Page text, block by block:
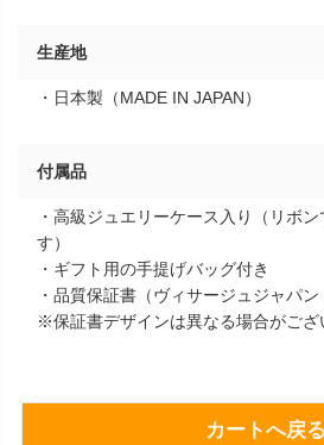
生産地
・日本製（MADE IN JAPAN）
付属品
・高級ジュエリーケース入り（リボ
す）
・ギフト用の手提げバッグ付き
・品質保証書（ヴィサージュジャパン
※保証書デザインは異なる場合がござ
カートへ戻る